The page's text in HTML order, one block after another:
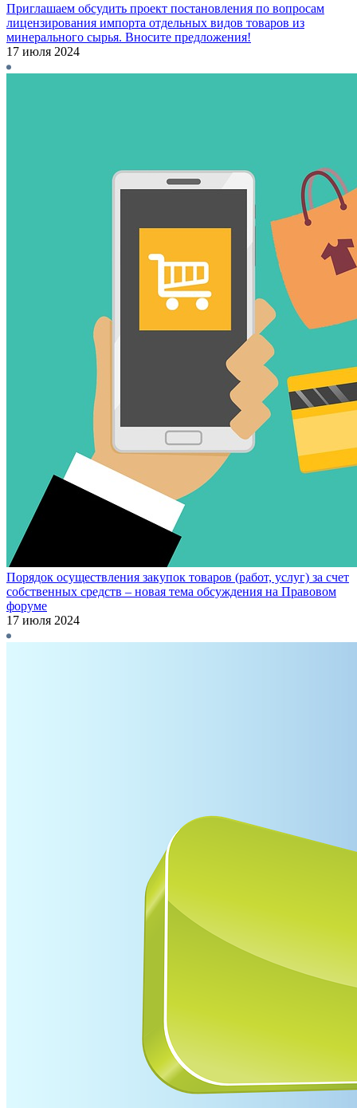
Приглашаем обсудить проект постановления по вопросам
лицензирования импорта отдельных видов товаров из
минерального сырья. Вносите предложения!
17 июля 2024
Порядок осуществления закупок товаров (работ, услуг) за счет
собственных средств – новая тема обсуждения на Правовом
форуме
17 июля 2024